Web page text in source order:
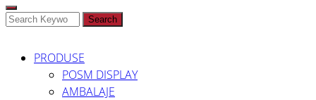
Search
PRODUSE
POSM DISPLAY
AMBALAJE